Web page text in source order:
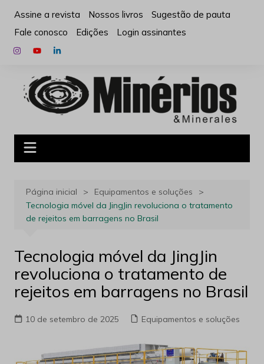
para
conteúdo
Assine a revista Nossos livros
Sugestão de pauta
Fale conosco
Edições Login assinantes
Página inicial
Equipamentos e soluções
Tecnologia móvel da JingJin revoluciona o tratamento
de rejeitos em barragens no Brasil
Tecnologia móvel da JingJin
revoluciona o tratamento de
rejeitos em barragens no Brasil
10 de setembro de 2025 Equipamentos e soluções